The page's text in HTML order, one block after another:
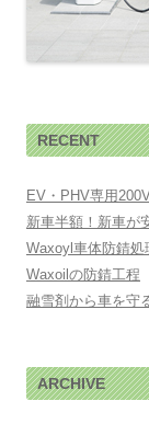
RECENT
EV・PHV専用
新車半額！新車が
Waxoyl車体防錆処
Waxoilの防錆工程
融雪剤から車を守
ARCHIVE